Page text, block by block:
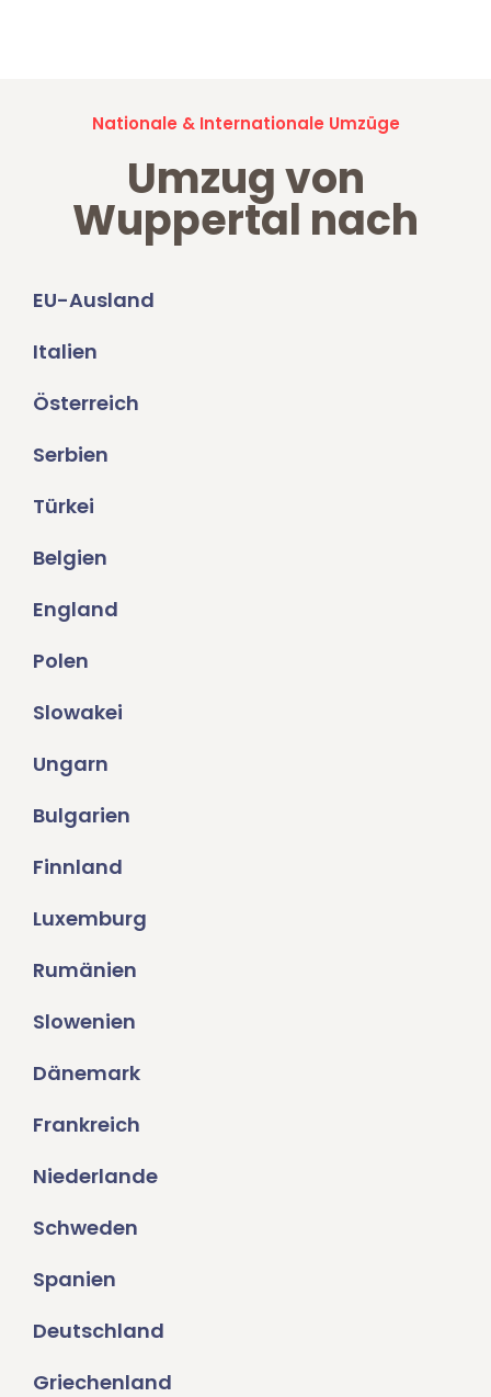
Nationale & Internationale Umzüge
Umzug von
Wuppertal nach
EU-Ausland
Italien
Österreich
Serbien
Türkei
Belgien
England
Polen
Slowakei
Ungarn
Bulgarien
Finnland
Luxemburg
Rumänien
Slowenien
Dänemark
Frankreich
Niederlande
Schweden
Spanien
Deutschland
Griechenland